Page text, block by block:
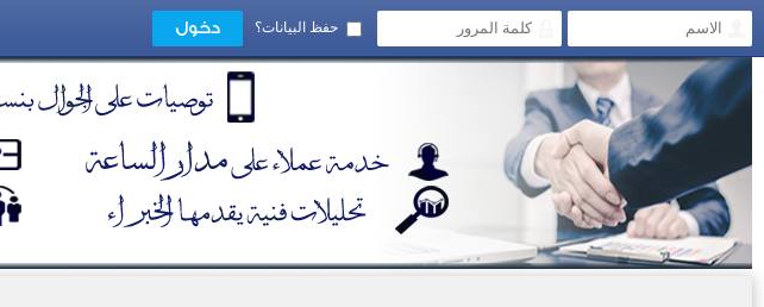
حفظ البيانات؟